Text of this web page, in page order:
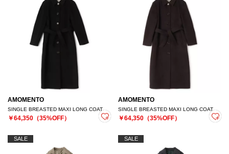
AMOMENTO
SINGLE BREASTED MAXI LONG COAT
￥64,350（35%OFF）
AMOMENTO
SINGLE BREASTED MAXI LONG COAT
￥64,350（35%OFF）
SALE SALE